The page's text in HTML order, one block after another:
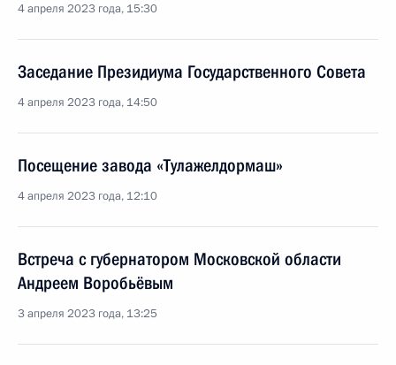
4 апреля 2023 года, 15:30
Заседание Президиума Государственного Совета
4 апреля 2023 года, 14:50
Посещение завода «Тулажелдормаш»
4 апреля 2023 года, 12:10
Встреча с губернатором Московской области
Андреем Воробьёвым
3 апреля 2023 года, 13:25